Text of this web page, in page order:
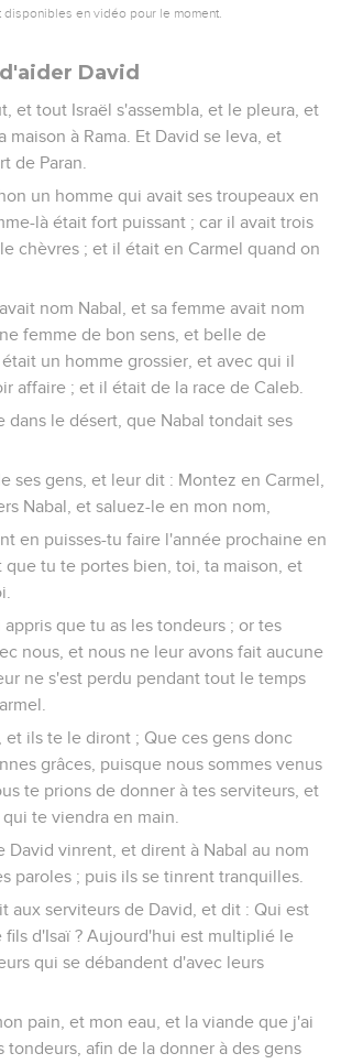
en vidéo pour le moment.
David
et tout Israël s'assembla, et le pleura, et
maison à Rama. Et David se leva, et
de Paran.
un homme qui avait ses troupeaux en
là était fort puissant ; car il avait trois
chèvres ; et il était en Carmel quand on
nom Nabal, et sa femme avait nom
femme de bon sens, et belle de
un homme grossier, et avec qui il
affaire ; et il était de la race de Caleb.
dans le désert, que Nabal tondait ses
ses gens, et leur dit : Montez en Carmel,
Nabal, et saluez-le en mon nom,
en puisses-tu faire l'année prochaine en
que tu te portes bien, toi, ta maison, et
que tu as les tondeurs ; or tes
nous, et nous ne leur avons fait aucune
ne s'est perdu pendant tout le temps
et ils te le diront ; Que ces gens donc
grâces, puisque nous sommes venus
te prions de donner à tes serviteurs, et
te viendra en main.
David vinrent, et dirent à Nabal au nom
paroles ; puis ils se tinrent tranquilles.
aux serviteurs de David, et dit : Qui est
fils d'Isaï ? Aujourd'hui est multiplié le
qui se débandent d'avec leurs
pain, et mon eau, et la viande que j'ai
tondeurs, afin de la donner à des gens